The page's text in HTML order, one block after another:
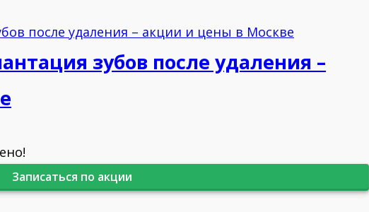
зубов после удаления –
Записаться по акции